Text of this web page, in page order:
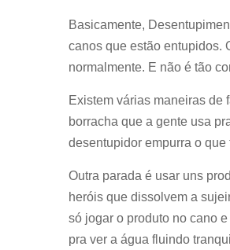
Basicamente,
canos que estão entupidos.
normalmente. E não é tão
Existem várias maneiras de
borracha que a gente usa
desentupidor empurra o
Outra parada é usar uns
heróis que dissolvem a
só jogar o produto no cano
pra ver a água fluindo